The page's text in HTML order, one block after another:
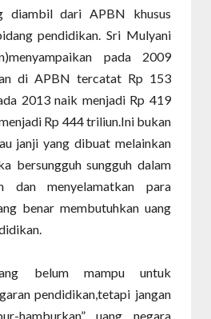
diambil dari APBN khusus
pendidikan. Sri Mulyani
pada 2009
di APBN tercatat Rp 153
2013 naik menjadi Rp 419
Rp 444 triliun.Ini bukan
janji yang dibuat melainkan
bersungguh sungguh dalam
dan menyelamatkan para
benar membutuhkan uang
belum mampu untuk
pendidikan,tetapi jangan
hamburkan” uang negara